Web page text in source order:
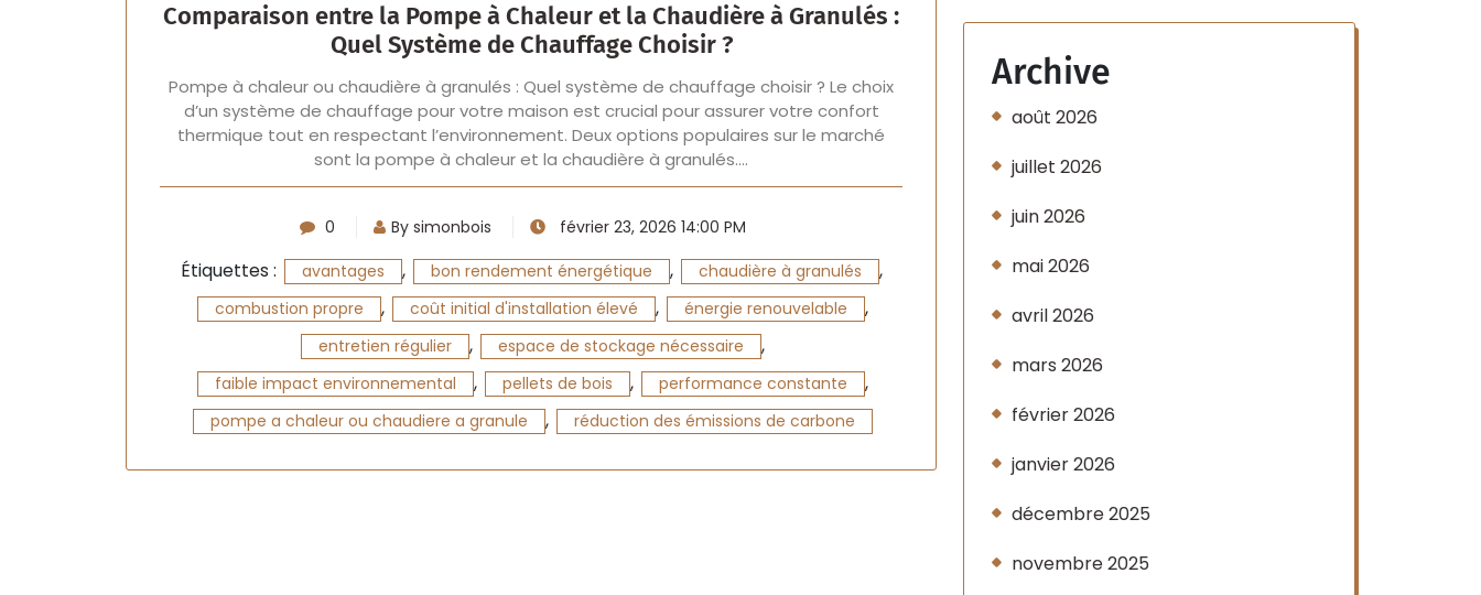
Comparaison entre la Pompe à Chaleur et la Chaudière à Granulés :
Quel Système de Chauffage Choisir ?
Pompe à chaleur ou chaudière à granulés : Quel système de chauffage choisir ? Le choix
d’un système de chauffage pour votre maison est crucial pour assurer votre confort
thermique tout en respectant l’environnement. Deux options populaires sur le marché
sont la pompe à chaleur et la chaudière à granulés.…
0 By simonbois février 23, 2026 14:00 PM
Étiquettes : avantages , bon rendement énergétique , chaudière à granulés ,
combustion propre , coût initial d'installation élevé , énergie renouvelable ,
entretien régulier , espace de stockage nécessaire ,
faible impact environnemental , pellets de bois , performance constante ,
pompe a chaleur ou chaudiere a granule , réduction des émissions de carbone
Archive
août 2026
juillet 2026
juin 2026
mai 2026
avril 2026
mars 2026
février 2026
janvier 2026
décembre 2025
novembre 2025